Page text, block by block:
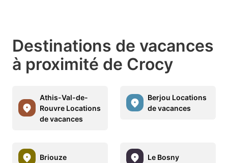
Destinations de vacances
à proximité de Crocy
Athis-Val-de-
Rouvre Locations
de vacances
Berjou Locations
de vacances
Briouze Le Bosny